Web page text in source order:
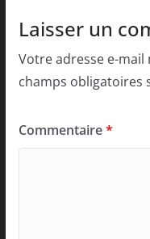
Laisser un
Votre adresse e-mail
champs obligatoires
Commentaire*